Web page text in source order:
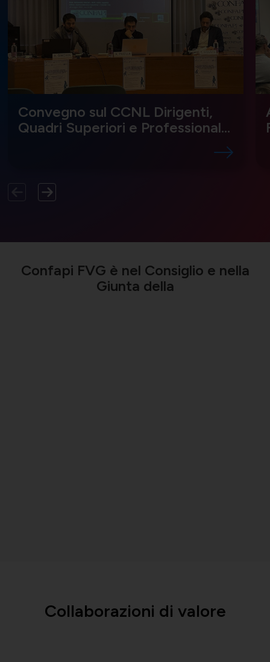
Convegno sul CCNL Dirigenti,
Quadri Superiori e Professional
Confapi FVG è nel Consiglio e nella
Giunta della
Collaborazioni di valore